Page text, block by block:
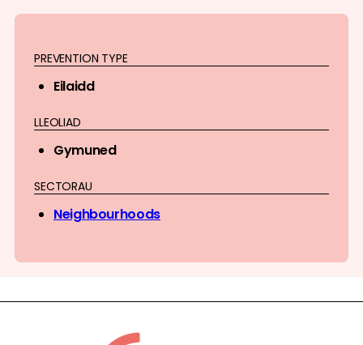
PREVENTION TYPE
Eilaidd
LLEOLIAD
Gymuned
SECTORAU
Neighbourhoods